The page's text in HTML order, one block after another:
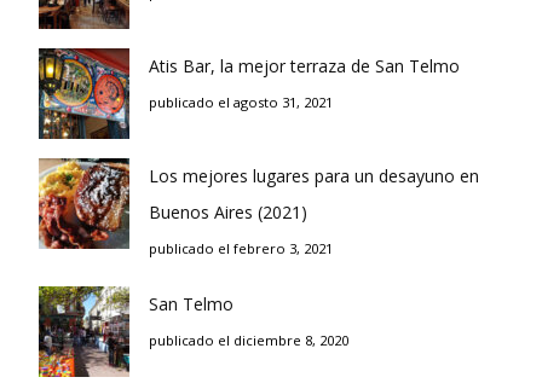
Atis Bar, la mejor terraza de San Telmo
publicado el agosto 31, 2021
Los mejores lugares para un desayuno en
Buenos Aires (2021)
publicado el febrero 3, 2021
San Telmo
publicado el diciembre 8, 2020